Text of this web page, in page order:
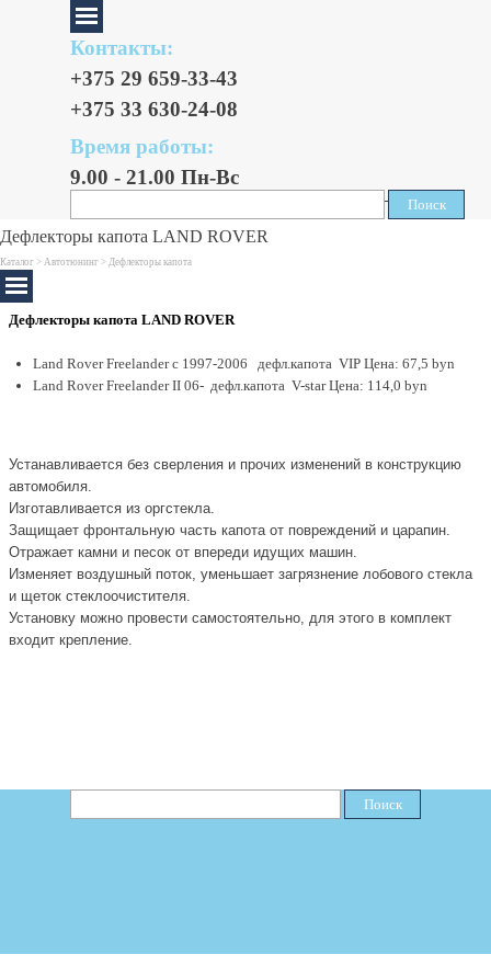
Контакты:
+375 29 659-33-43
+375 33 630-24-08
Время работы:
9.00 - 21.00 Пн-Вс
Поиск
Поиск
Дефлекторы капота LAND ROVER
Каталог > Автотюнинг > Дефлекторы капота
Дефлекторы капота LAND ROVER
Land Rover Freelander c 1997-2006 дефл.капота VIP Цена: 67,5 byn
Land Rover Freelander II 06- дефл.капота V-star Цена: 114,0 byn
Устанавливается без сверления и прочих изменений в конструкцию
автомобиля.
Изготавливается из оргстекла.
Защищает фронтальную часть капота от повреждений и царапин.
Отражает камни и песок от впереди идущих машин.
Изменяет воздушный поток, уменьшает загрязнение лобового стекла
и щеток стеклоочистителя.
Установку можно провести самостоятельно, для этого в комплект
входит крепление.
Поиск